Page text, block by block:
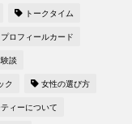
トークタイム
プロフィールカード
談
ク 女性の選び方
ィーについて